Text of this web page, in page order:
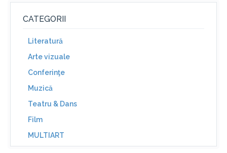
CATEGORII
Literatură
Arte vizuale
Conferinţe
Muzică
Teatru & Dans
Film
MULTIART